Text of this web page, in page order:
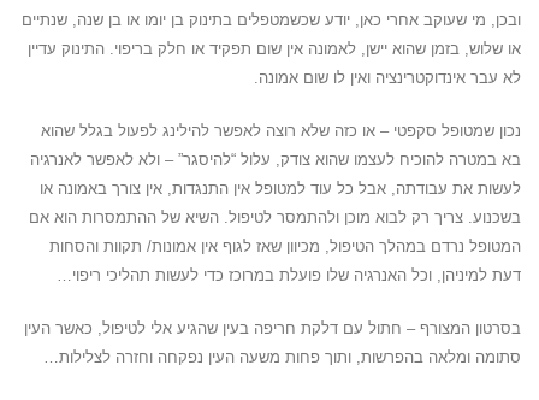
ובכן, מי שעוקב אחרי כאן, יודע שכשמטפלים בתינוק בן יומו או בן שנה, שנתיים
או שלוש, בזמן שהוא יישן, לאמונה אין שום תפקיד או חלק בריפוי. התינוק עדיין
לא עבר אינדוקטרינציה ואין לו שום אמונה.
נכון שמטופל סקפטי – או כזה שלא רוצה לאפשר להילינג לפעול בגלל שהוא
בא במטרה להוכיח לעצמו שהוא צודק, עלול “להיסגר” – ולא לאפשר לאנרגיה
לעשות את עבודתה, אבל כל עוד למטופל אין התנגדות, אין צורך באמונה או
בשכנוע. צריך רק לבוא מוכן ולהתמסר לטיפול. השיא של ההתמסרות הוא אם
המטופל נרדם במהלך הטיפול, מכיוון שאז לגוף אין אמונות/ תקוות והסחות
דעת למיניהן, וכל האנרגיה שלו פועלת במרוכז כדי לעשות תהליכי ריפוי…
בסרטון המצורף – חתול עם דלקת חריפה בעין שהגיע אלי לטיפול, כאשר העין
סתומה ומלאה בהפרשות, ותוך פחות משעה העין נפקחה וחזרה לצלילות…